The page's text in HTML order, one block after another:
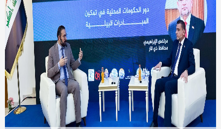
عامة ومنوعات
طب وصحة